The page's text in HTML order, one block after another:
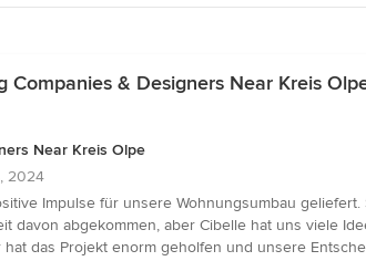
Companies & Designers Near Kreis
Near Kreis Olpe
2024
Impulse für unsere Wohnungsumbau
davon abgekommen, aber Cibelle hat uns viele
das Projekt enorm geholfen und unsere